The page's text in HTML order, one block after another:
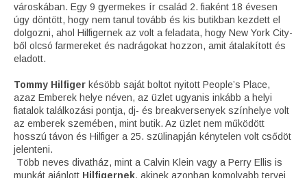
városkában. Egy 9 gyermekes ír család 2. fiaként 18 évesen
úgy döntött, hogy nem tanul tovább és kis butikban kezdett el
dolgozni, ahol Hilfigernek az volt a feladata, hogy New York City-
ből olcsó farmereket és nadrágokat hozzon, amit átalakított és
eladott.
Tommy Hilfiger késöbb saját boltot nyitott People’s Place,
azaz Emberek helye néven, az üzlet ugyanis inkább a helyi
fiatalok találkozási pontja, dj- és breakversenyek színhelye volt
az emberek szemében, mint butik. Az üzlet nem működött
hosszú távon és Hilfiger a 25. szülinapján kénytelen volt csődöt
jelenteni.
Több neves divatház, mint a Calvin Klein vagy a Perry Ellis is
munkát ajánlott Hilfigernek, akinek azonban komolyabb tervei